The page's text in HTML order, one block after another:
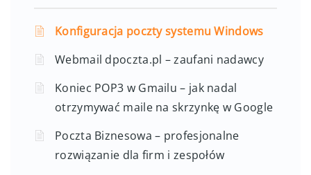
Konfiguracja poczty systemu Windows
Webmail dpoczta.pl – zaufani nadawcy
Koniec POP3 w Gmailu – jak nadal
otrzymywać maile na skrzynkę w Google
Poczta Biznesowa – profesjonalne
rozwiązanie dla firm i zespołów